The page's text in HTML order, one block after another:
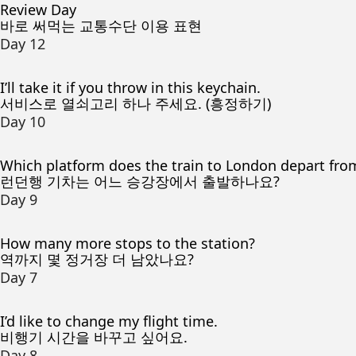
Review Day
바로 써먹는 교통수단 이용 표현
Day 12
I’ll take it if you throw in this keychain.
서비스로 열쇠고리 하나 주세요. (흥정하기)
Day 10
Which platform does the train to London depart
런던행 기차는 어느 승강장에서 출발하나요?
Day 9
How many more stops to the station?
역까지 몇 정거장 더 남았나요?
Day 7
I’d like to change my flight time.
비행기 시간을 바꾸고 싶어요.